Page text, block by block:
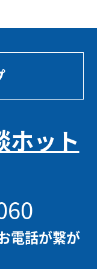
ホット
電話が繋が